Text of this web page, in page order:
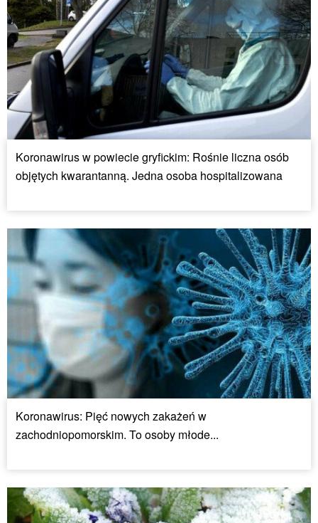
Koronawirus w powiecie gryfickim: Rośnie liczna osób
objętych kwarantanną. Jedna osoba hospitalizowana
Koronawirus: Pięć nowych zakażeń w
zachodniopomorskim. To osoby młode...